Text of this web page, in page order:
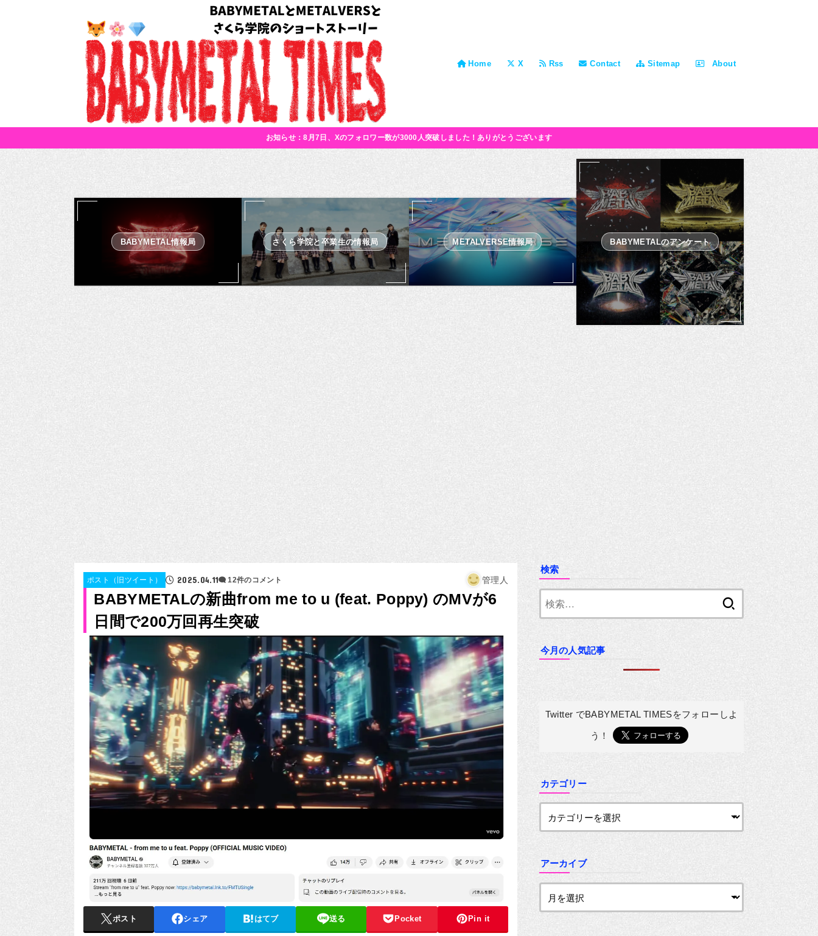
Home X Rss Contact Sitemap About
お知らせ：8月7日、Xのフォロワー数が3000人突破しました！ありがとうございます
BABYMETAL情報局 さくら学院と卒業生の情報局 METALVERSE情報局 BABYMETALのアンケート
ポスト（旧ツイート） 2025.04.11 12件のコメント 管理人
BABYMETALの新曲from me to u (feat. Poppy) のMVが6
日間で200万回再生突破
ポスト シェア はてブ 送る Pocket Pin it
検索
今月の人気記事
Twitter でBABYMETAL TIMESをフォローしよ
う！
カテゴリー
アーカイブ